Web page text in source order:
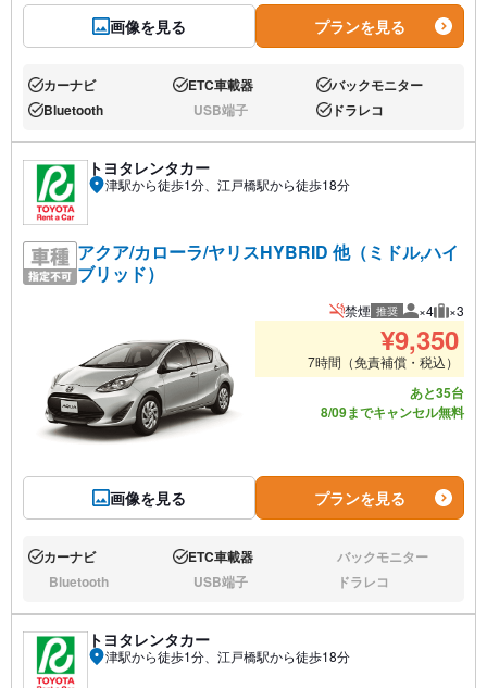
画像を見る プランを見る
あり:カーナビ あり:ETC車載器 あり:バックモニター
あり:Bluetooth なし:USB端子 あり:ドラレコ
トヨタレンタカー
津駅から徒歩1分、江戸橋駅から徒歩18分
アクア/カローラ/ヤリスHYBRID 他（ミドル,ハイ
ブリッド）
画像を見る
禁煙 推奨 推奨人数
×4 推奨
×3
¥9,350
7時間（免責補償・税込）
あと35台
8/09までキャンセル無料
プランを見る
あり:カーナビ あり:ETC車載器 なし:バックモニター
なし:Bluetooth なし:USB端子 なし:ドラレコ
トヨタレンタカー
津駅から徒歩1分、江戸橋駅から徒歩18分